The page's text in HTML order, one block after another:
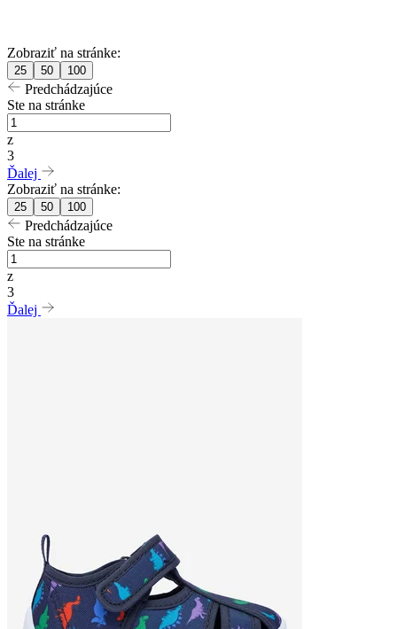
Zobraziť na stránke:
25 50 100
Predchádzajúce
Ste na stránke
z
3
Ďalej
Zobraziť na stránke:
25 50 100
Predchádzajúce
Ste na stránke
z
3
Ďalej